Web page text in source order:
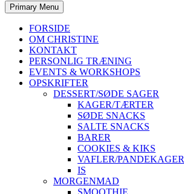
Primary Menu
FORSIDE
OM CHRISTINE
KONTAKT
PERSONLIG TRÆNING
EVENTS & WORKSHOPS
OPSKRIFTER
DESSERT/SØDE SAGER
KAGER/TÆRTER
SØDE SNACKS
SALTE SNACKS
BARER
COOKIES & KIKS
VAFLER/PANDEKAGER
IS
MORGENMAD
SMOOTHIE